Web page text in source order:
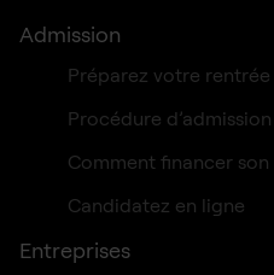
Admission
Préparez votre
Procédure d’admission
Comment financer son
Candidatez en ligne
Entreprises